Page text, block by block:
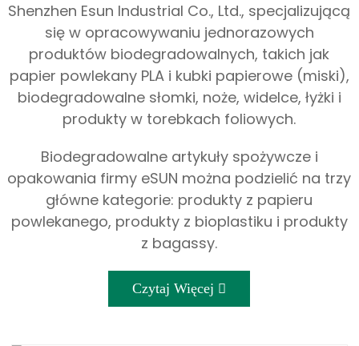
Shenzhen Esun Industrial Co., Ltd., specjalizującą
się w opracowywaniu jednorazowych
produktów biodegradowalnych, takich jak
papier powlekany PLA i kubki papierowe (miski),
biodegradowalne słomki, noże, widelce, łyżki i
produkty w torebkach foliowych.
Biodegradowalne artykuły spożywcze i
opakowania firmy eSUN można podzielić na trzy
główne kategorie: produkty z papieru
powlekanego, produkty z bioplastiku i produkty
z bagassy.
Czytaj Więcej